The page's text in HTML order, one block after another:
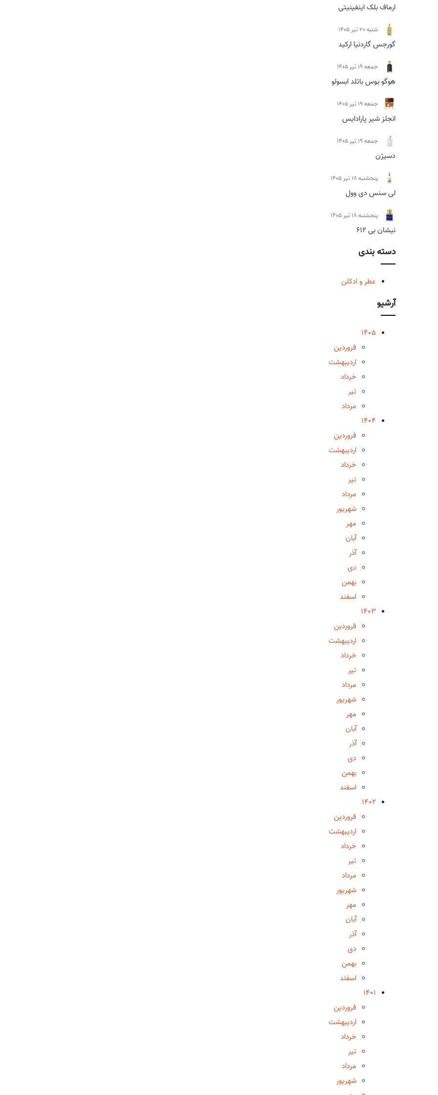
ارماف بلک اینفینیتی
شنبه 20 تیر 1405
گورجس گاردنیا ارکید
جمعه 19 تیر 1405
هوگو بوس باتلد ابسولو
جمعه 19 تیر 1405
انجلز شیر پارادایس
جمعه 19 تیر 1405
دسیژن
پنجشنبه 18 تیر 1405
لی سنس دی وول
پنجشنبه 18 تیر 1405
نیشان بی 612
دسته بندی
عطر و ادکلن
آرشیو
1405
فروردین
اردیبهشت
خرداد
تیر
مرداد
1404
فروردین
اردیبهشت
خرداد
تیر
مرداد
شهریور
مهر
آبان
آذر
دی
بهمن
اسفند
1403
فروردین
اردیبهشت
خرداد
تیر
مرداد
شهریور
مهر
آبان
آذر
دی
بهمن
اسفند
1402
فروردین
اردیبهشت
خرداد
تیر
مرداد
شهریور
مهر
آبان
آذر
دی
بهمن
اسفند
1401
فروردین
اردیبهشت
خرداد
تیر
مرداد
شهریور